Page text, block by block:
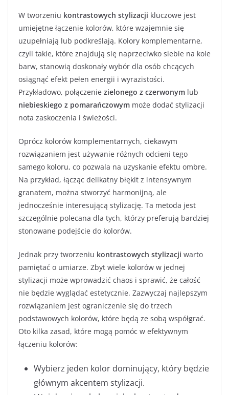
W tworzeniu kontrastowych stylizacji kluczowe jest
umiejętne łączenie kolorów, które wzajemnie się
uzupełniają lub podkreślają. Kolory komplementarne,
czyli takie, które znajdują się naprzeciwko siebie na kole
barw, stanowią doskonały wybór dla osób chcących
osiągnąć efekt pełen energii i wyrazistości.
Przykładowo, połączenie zielonego z czerwonym lub
niebieskiego z pomarańczowym może dodać stylizacji
nota zaskoczenia i świeżości.
Oprócz kolorów komplementarnych, ciekawym
rozwiązaniem jest używanie różnych odcieni tego
samego koloru, co pozwala na uzyskanie efektu ombre.
Na przykład, łącząc delikatny błękit z intensywnym
granatem, można stworzyć harmonijną, ale
jednocześnie interesującą stylizację. Ta metoda jest
szczególnie polecana dla tych, którzy preferują bardziej
stonowane podejście do kolorów.
Jednak przy tworzeniu kontrastowych stylizacji warto
pamiętać o umiarze. Zbyt wiele kolorów w jednej
stylizacji może wprowadzić chaos i sprawić, że całość
nie będzie wyglądać estetycznie. Zazwyczaj najlepszym
rozwiązaniem jest ograniczenie się do trzech
podstawowych kolorów, które będą ze sobą współgrać.
Oto kilka zasad, które mogą pomóc w efektywnym
łączeniu kolorów:
Wybierz jeden kolor dominujący, który będzie
głównym akcentem stylizacji.